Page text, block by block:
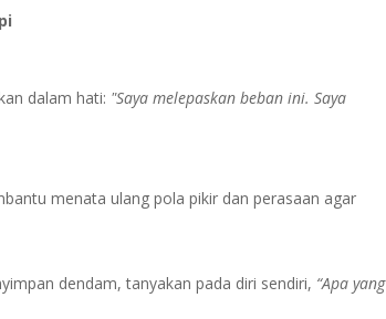
dalam hati: "Saya melepaskan beban ini. Saya
menata ulang pola pikir dan perasaan agar
dendam, tanyakan pada diri sendiri, “Apa yang